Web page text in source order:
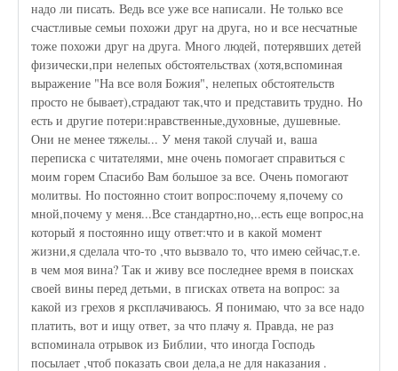
надо ли писать. Ведь все уже все написали. Не только все
счастливые семьи похожи друг на друга, но и все несчатные
тоже похожи друг на друга. Много людей, потерявших детей
физически,при нелепых обстоятельствах (хотя,вспоминая
выражение "На все воля Божия", нелепых обстоятельств
просто не бывает),страдают так,что и представить трудно. Но
есть и другие потери:нравственные,духовные, душевные.
Они не менее тяжелы... У меня такой случай и, ваша
переписка с читателями, мне очень помогает справиться с
моим горем Спасибо Вам большое за все. Очень помогают
молитвы. Но постоянно стоит вопрос:почему я,почему со
мной,почему у меня...Все стандартно,но,..есть еще вопрос,на
который я постоянно ищу ответ:что и в какой момент
жизни,я сделала что-то ,что вызвало то, что имею сейчас,т.е.
в чем моя вина? Так и живу все последнее время в поисках
своей вины перед детьми, в пгисках ответа на вопрос: за
какой из грехов я рксплачиваюсь. Я понимаю, что за все надо
платить, вот и ищу ответ, за что плачу я. Правда, не раз
вспоминала отрывок из Библии, что иногда Господь
посылает ,чтоб показать свои дела,а не для наказания .